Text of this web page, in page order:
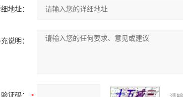
地址：
说明：
验证码：